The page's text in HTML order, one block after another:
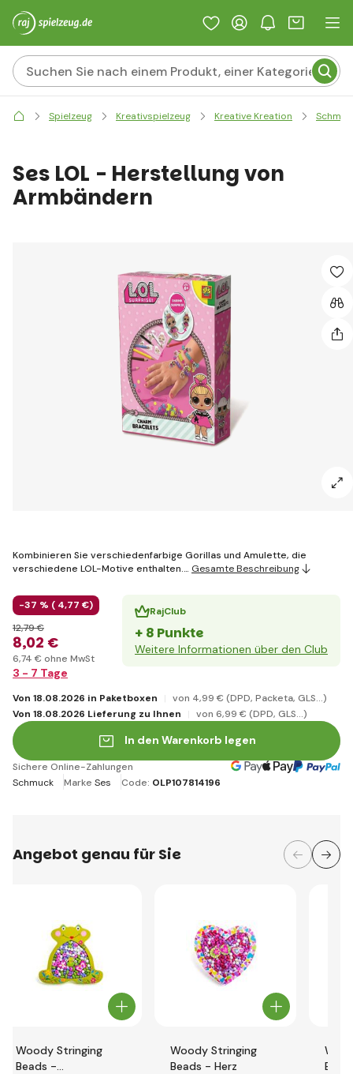
Spielzeug Kreativspielzeug Kreative Kreation
Ses LOL - Herstellung von
Armbändern
Kombinieren Sie verschiedenfarbige Gorillas und Amulette, die
verschiedene LOL-Motive enthalten.… Gesamte Beschreibung
-37 % ( 4,77 €)
8,02 €
12,79 €
6,74 € ohne MwSt
RajClub
+ 8 Punkte
Weitere Informationen über den Club
3 - 7 Tage
Von 18.08.2026 in Paketboxen von 4,99 € (DPD, Packeta, GLS...)
Von 18.08.2026 Lieferung zu Ihnen
von 6,99 € (DPD, GLS...)
In den Warenkorb legen
Sichere Online-Zahlungen
Schmuck
Marke Ses Code: OLP107814196
Angebot genau für Sie
Woody Stringing
Beads -
Woody Stringing
Beads - Herz